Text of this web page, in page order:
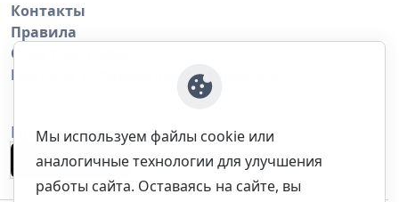
Контакты
Правила
Обратная связь
Правила копирования материалов
Приложение
Мы используем файлы cookie или
аналогичные технологии для улучшения
работы сайта. Оставаясь на сайте, вы